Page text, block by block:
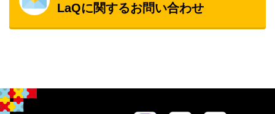
LaQに関するお問い合わせ